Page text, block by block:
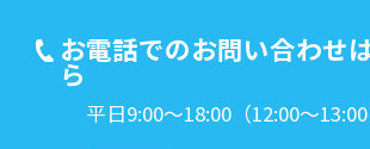
お電話でのお問い合わせ
ら
平日9:00～18:00（12:00～13:00